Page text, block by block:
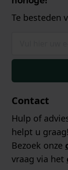
Te besteden
Contact
Hulp of
helpt u graag!
Bezoek onze
vraag via het